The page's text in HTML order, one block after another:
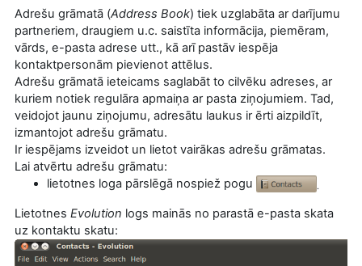
Adrešu grāmatā (Address Book) tiek uzglabāta ar darījumu
partneriem, draugiem u.c. saistīta informācija, piemēram,
vārds, e-pasta adrese utt., kā arī pastāv iespēja
kontaktpersonām pievienot attēlus.
Adrešu grāmatā ieteicams saglabāt to cilvēku adreses, ar
kuriem notiek regulāra apmaiņa ar pasta ziņojumiem. Tad,
veidojot jaunu ziņojumu, adresātu laukus ir ērti aizpildīt,
izmantojot adrešu grāmatu.
Ir iespējams izveidot un lietot vairākas adrešu grāmatas.
Lai atvērtu adrešu grāmatu:
lietotnes loga pārslēgā nospiež pogu
.
Lietotnes Evolution logs mainās no parastā e-pasta skata
uz kontaktu skatu: